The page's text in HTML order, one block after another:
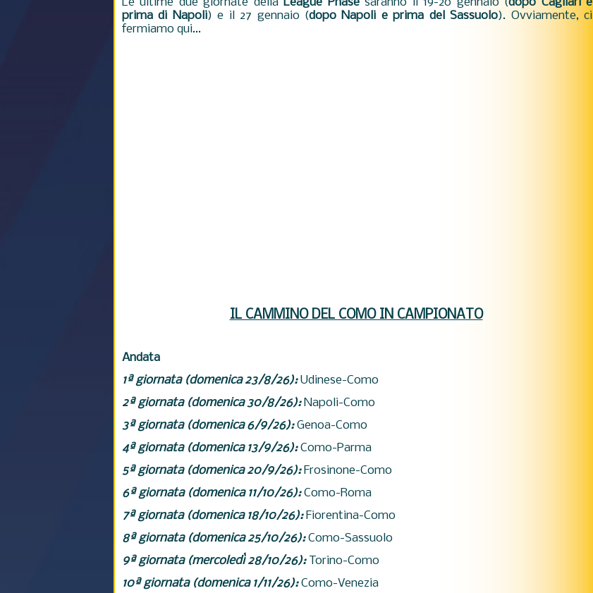
prima di Napoli) e il 27 gennaio (dopo Napoli e prima del Sassuolo). Ovviamente, ci
fermiamo qui...
IL CAMMINO DEL COMO IN CAMPIONATO
Andata
1ª giornata (domenica 23/8/26):Udinese-Como
2ª giornata (domenica 30/8/26):Napoli-Como
3ª giornata (domenica 6/9/26):Genoa-Como
4ª giornata (domenica 13/9/26):Como-Parma
5ª giornata (domenica 20/9/26):Frosinone-Como
6ª giornata (domenica 11/10/26): Como-Roma
7ª giornata (domenica 18/10/26):Fiorentina-Como
8ª giornata (domenica25/10/26):Como-Sassuolo
9ª giornata (mercoledì 28/10/26):Torino-Como
10ª giornata (domenica 1/11/26): Como-Venezia